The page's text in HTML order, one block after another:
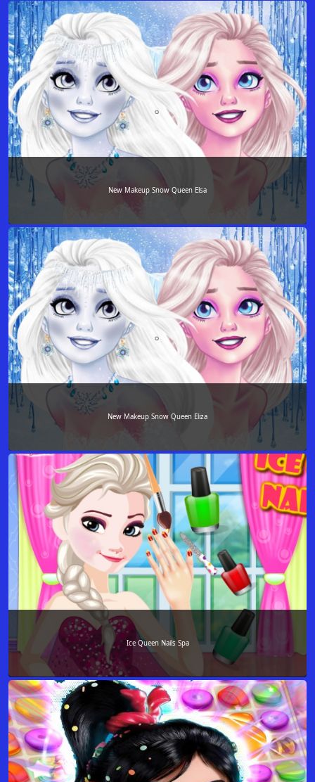
New Makeup Snow Queen Elsa
New Makeup Snow Queen Eliza
Ice Queen Nails Spa